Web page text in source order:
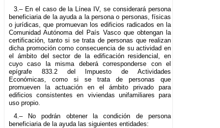
3.– En el caso de la Línea IV, se considerará persona
beneficiaria de la ayuda a la persona o personas, físicas
o jurídicas, que promuevan los edificios radicados en la
Comunidad Autónoma del País Vasco que obtengan la
certificación, tanto si se trata de personas que realizan
dicha promoción como consecuencia de su actividad en
el ámbito del sector de la edificación residencial, en
cuyo caso la misma deberá corresponderse con el
epígrafe 833.2 del Impuesto de Actividades
Económicas, como si se trata de personas que
promueven la actuación en el ámbito privado para
edificios consistentes en viviendas unifamiliares para
uso propio.
4.– No podrán obtener la condición de persona
beneficiaria de la ayuda las siguientes entidades: